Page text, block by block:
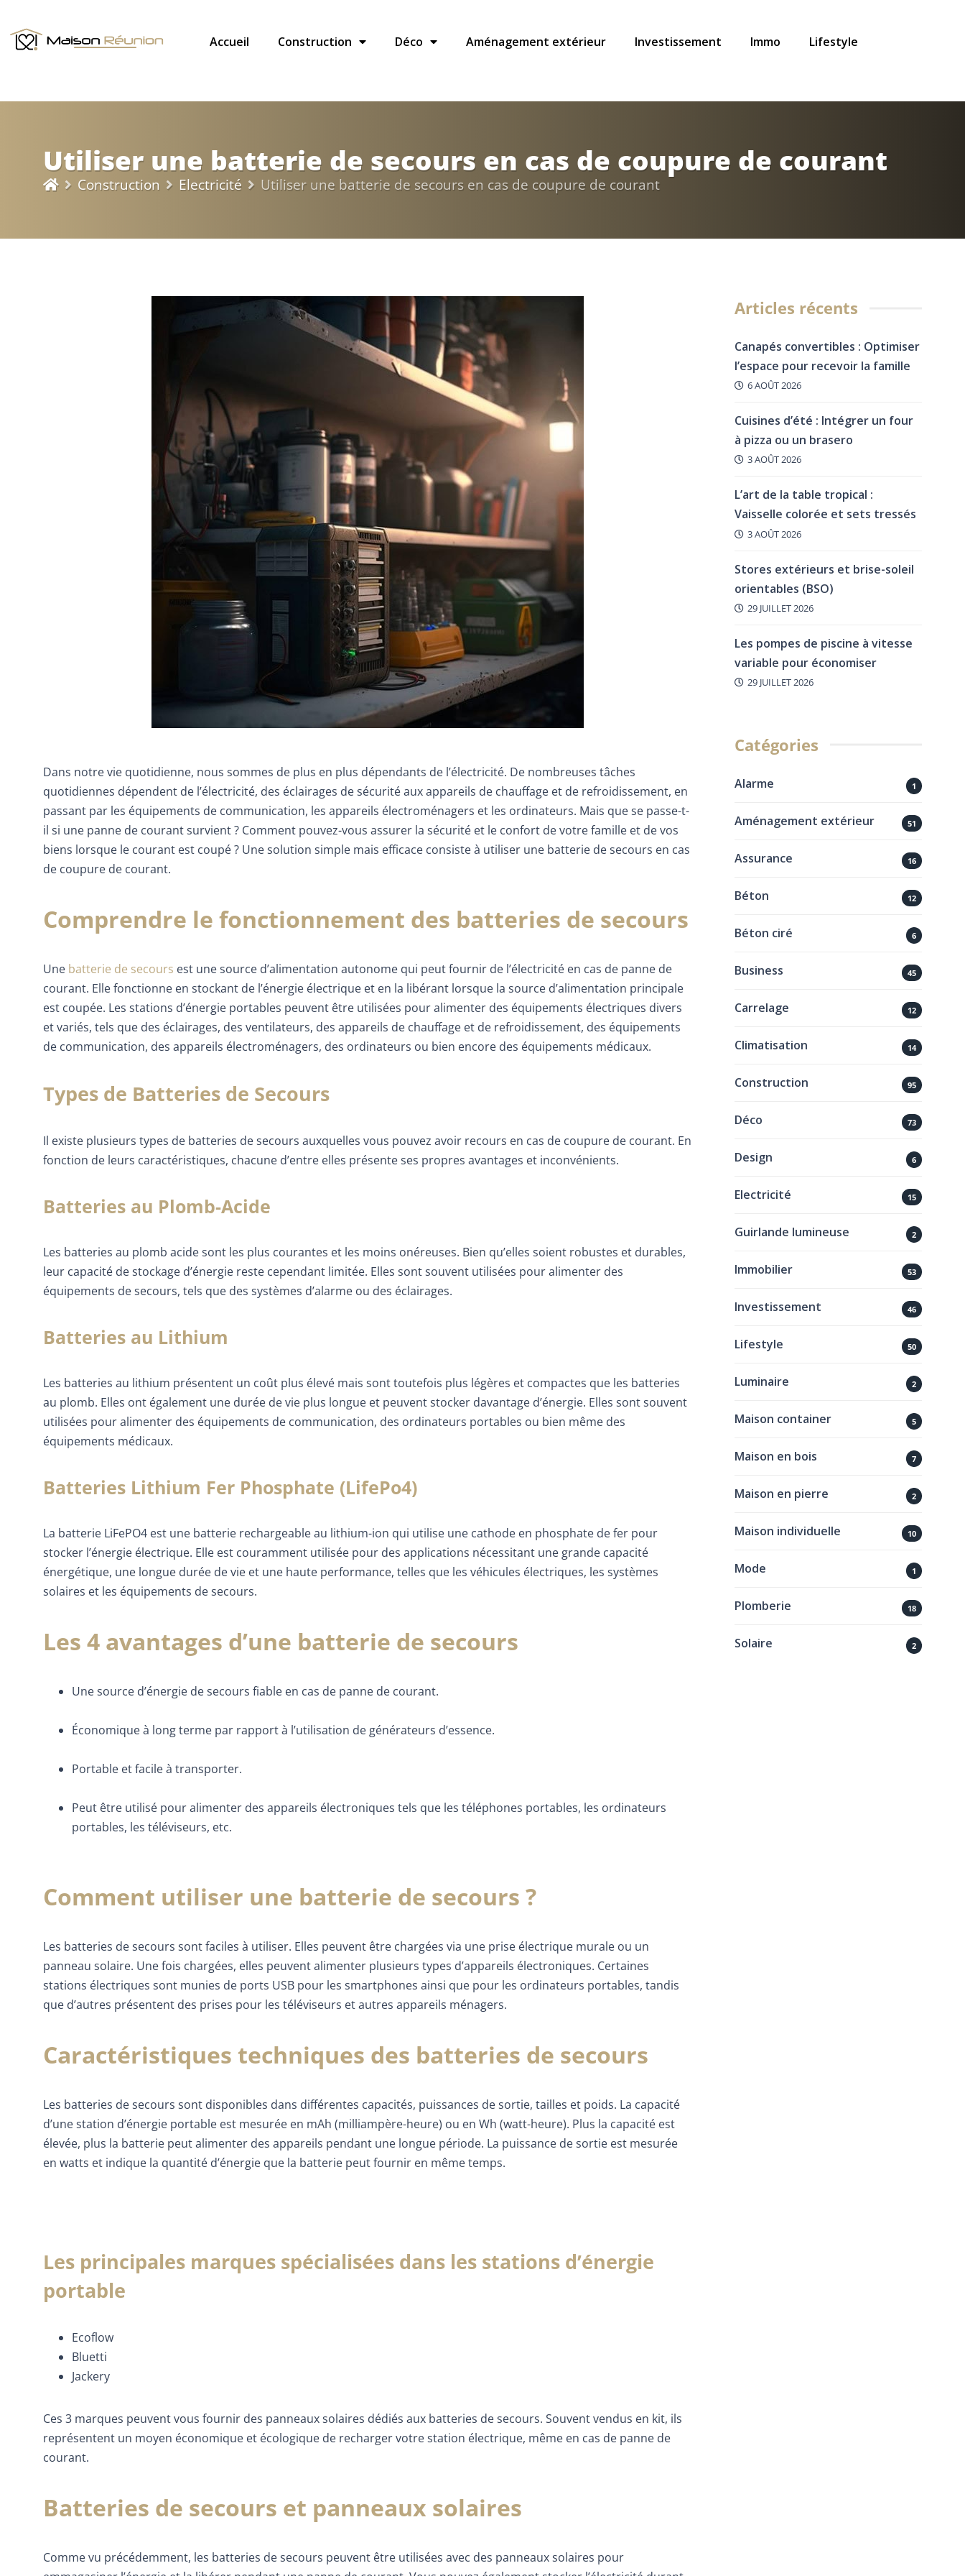
Accueil Construction Déco Aménagement extérieur Investissement Immo Lifestyle
Utiliser une batterie de secours en cas de coupure de courant
Construction Electricité Utiliser une batterie de secours en cas de coupure de courant
Dans notre vie quotidienne, nous sommes de plus en plus dépendants de l’électricité. De nombreuses tâches
quotidiennes dépendent de l’électricité, des éclairages de sécurité aux appareils de chauffage et de refroidissement, en
passant par les équipements de communication, les appareils électroménagers et les ordinateurs. Mais que se passe-t-
il si une panne de courant survient ? Comment pouvez-vous assurer la sécurité et le confort de votre famille et de vos
biens lorsque le courant est coupé ? Une solution simple mais efficace consiste à utiliser une batterie de secours en cas
de coupure de courant.
Comprendre le fonctionnement des batteries de secours
Une batterie de secours est une source d’alimentation autonome qui peut fournir de l’électricité en cas de panne de
courant. Elle fonctionne en stockant de l’énergie électrique et en la libérant lorsque la source d’alimentation principale
est coupée. Les stations d’énergie portables peuvent être utilisées pour alimenter des équipements électriques divers
et variés, tels que des éclairages, des ventilateurs, des appareils de chauffage et de refroidissement, des équipements
de communication, des appareils électroménagers, des ordinateurs ou bien encore des équipements médicaux.
Types de Batteries de Secours
Il existe plusieurs types de batteries de secours auxquelles vous pouvez avoir recours en cas de coupure de courant. En
fonction de leurs caractéristiques, chacune d’entre elles présente ses propres avantages et inconvénients.
Batteries au Plomb-Acide
Les batteries au plomb acide sont les plus courantes et les moins onéreuses. Bien qu’elles soient robustes et durables,
leur capacité de stockage d’énergie reste cependant limitée. Elles sont souvent utilisées pour alimenter des
équipements de secours, tels que des systèmes d’alarme ou des éclairages.
Batteries au Lithium
Les batteries au lithium présentent un coût plus élevé mais sont toutefois plus légères et compactes que les batteries
au plomb. Elles ont également une durée de vie plus longue et peuvent stocker davantage d’énergie. Elles sont souvent
utilisées pour alimenter des équipements de communication, des ordinateurs portables ou bien même des
équipements médicaux.
Batteries Lithium Fer Phosphate (LifePo4)
La batterie LiFePO4 est une batterie rechargeable au lithium-ion qui utilise une cathode en phosphate de fer pour
stocker l’énergie électrique. Elle est couramment utilisée pour des applications nécessitant une grande capacité
énergétique, une longue durée de vie et une haute performance, telles que les véhicules électriques, les systèmes
solaires et les équipements de secours.
Les 4 avantages d’une batterie de secours
Une source d’énergie de secours fiable en cas de panne de courant.
Économique à long terme par rapport à l’utilisation de générateurs d’essence.
Portable et facile à transporter.
Peut être utilisé pour alimenter des appareils électroniques tels que les téléphones portables, les ordinateurs
portables, les téléviseurs, etc.
Comment utiliser une batterie de secours ?
Les batteries de secours sont faciles à utiliser. Elles peuvent être chargées via une prise électrique murale ou un
panneau solaire. Une fois chargées, elles peuvent alimenter plusieurs types d’appareils électroniques. Certaines
stations électriques sont munies de ports USB pour les smartphones ainsi que pour les ordinateurs portables, tandis
que d’autres présentent des prises pour les téléviseurs et autres appareils ménagers.
Caractéristiques techniques des batteries de secours
Les batteries de secours sont disponibles dans différentes capacités, puissances de sortie, tailles et poids. La capacité
d’une station d’énergie portable est mesurée en mAh (milliampère-heure) ou en Wh (watt-heure). Plus la capacité est
élevée, plus la batterie peut alimenter des appareils pendant une longue période. La puissance de sortie est mesurée
en watts et indique la quantité d’énergie que la batterie peut fournir en même temps.
Les principales marques spécialisées dans les stations d’énergie
portable
Ecoflow
Bluetti
Jackery
Ces 3 marques peuvent vous fournir des panneaux solaires dédiés aux batteries de secours. Souvent vendus en kit, ils
représentent un moyen économique et écologique de recharger votre station électrique, même en cas de panne de
courant.
Batteries de secours et panneaux solaires
Comme vu précédemment, les batteries de secours peuvent être utilisées avec des panneaux solaires pour
Articles récents
Canapés convertibles : Optimiser
l’espace pour recevoir la famille
6 AOÛT 2026
Cuisines d’été : Intégrer un four
à pizza ou un brasero
3 AOÛT 2026
L’art de la table tropical :
Vaisselle colorée et sets tressés
3 AOÛT 2026
Stores extérieurs et brise-soleil
orientables (BSO)
29 JUILLET 2026
Les pompes de piscine à vitesse
variable pour économiser
29 JUILLET 2026
Catégories
Alarme 1
Aménagement extérieur 51
Assurance 16
Béton 12
Béton ciré 6
Business 45
Carrelage 12
Climatisation 14
Construction 95
Déco 73
Design 6
Electricité 15
Guirlande lumineuse 2
Immobilier 53
Investissement 46
Lifestyle 50
Luminaire 2
Maison container 5
Maison en bois 7
Maison en pierre 2
Maison individuelle 10
Mode 1
Plomberie 18
Solaire 2